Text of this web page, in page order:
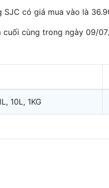
SJC có giá mua vào là
cùng trong ngày 09/
10L, 1KG